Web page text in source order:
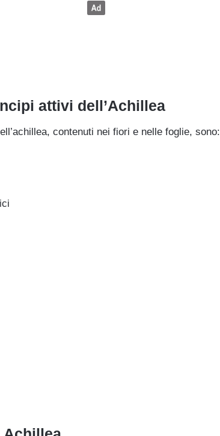
attivi dell’Achillea
contenuti nei fiori e nelle foglie, sono: